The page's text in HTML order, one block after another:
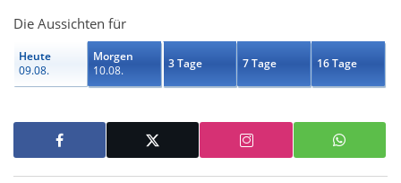
Die Aussichten für
Heute
09.08.
Morgen
10.08.
3 Tage 7 Tage 16 Tage